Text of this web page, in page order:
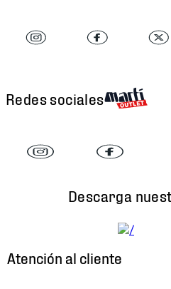
Redes sociales
Descarga
Atención al cliente